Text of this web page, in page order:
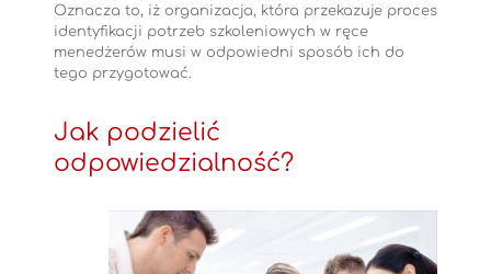
Oznacza to, iż organizacja, która przekazuje proces
identyfikacji potrzeb szkoleniowych w ręce
menedżerów musi w odpowiedni sposób ich do
tego przygotować.
Jak podzielić
odpowiedzialność?